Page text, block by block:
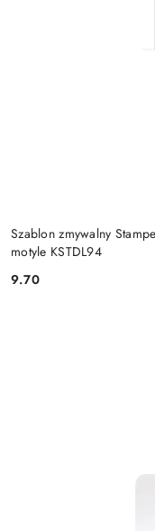
Szablon zmywalny
motyle KSTDL94
Cena:
9.70